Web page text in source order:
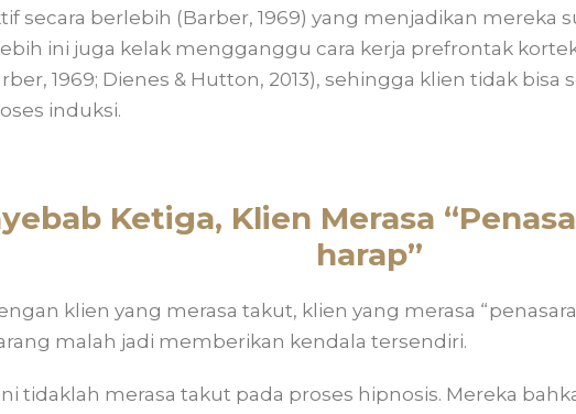
secara berlebih (Barber, 1969) yang menjadikan mereka
ini juga kelak mengganggu cara kerja prefrontak
1969; Dienes & Hutton, 2013), sehingga klien tidak bisa
induksi.
Ketiga, Klien Merasa
harap”
klien yang merasa takut, klien yang merasa
malah jadi memberikan kendala tersendiri.
tidaklah merasa takut pada proses hipnosis. Mereka